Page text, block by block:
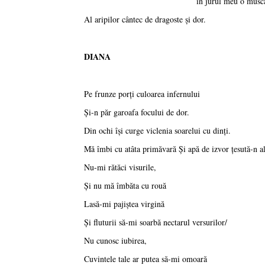
Al aripilor cântec de dragoste şi dor.
DIANA
Pe frunze porţi culoarea infernului
Şi-n păr garoafa focului de dor.
Din ochi îşi curge viclenia soarelui cu dinţi.
Mă îmbi cu atâta primăvară Şi apă de izvor ţesută-n
Nu-mi rătăci visurile,
Şi nu mă îmbăta cu rouă
Lasă-mi pajiştea virgină
Şi fluturii să-mi soarbă nectarul versurilor/
Nu cunosc iubirea,
Cuvintele tale ar putea să-mi omoară